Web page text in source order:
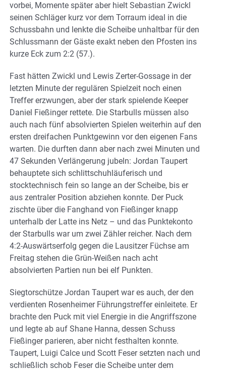
vorbei, Momente später aber hielt Sebastian Zwickl
seinen Schläger kurz vor dem Torraum ideal in die
Schussbahn und lenkte die Scheibe unhaltbar für den
Schlussmann der Gäste exakt neben den Pfosten ins
kurze Eck zum 2:2 (57.).
Fast hätten Zwickl und Lewis Zerter-Gossage in der
letzten Minute der regulären Spielzeit noch einen
Treffer erzwungen, aber der stark spielende Keeper
Daniel Fießinger rettete. Die Starbulls müssen also
auch nach fünf absolvierten Spielen weiterhin auf den
ersten dreifachen Punktgewinn vor den eigenen Fans
warten. Die durften dann aber nach zwei Minuten und
47 Sekunden Verlängerung jubeln: Jordan Taupert
behauptete sich schlittschuhläuferisch und
stocktechnisch fein so lange an der Scheibe, bis er
aus zentraler Position abziehen konnte. Der Puck
zischte über die Fanghand von Fießinger knapp
unterhalb der Latte ins Netz – und das Punktekonto
der Starbulls war um zwei Zähler reicher. Nach dem
4:2-Auswärtserfolg gegen die Lausitzer Füchse am
Freitag stehen die Grün-Weißen nach acht
absolvierten Partien nun bei elf Punkten.
Siegtorschütze Jordan Taupert war es auch, der den
verdienten Rosenheimer Führungstreffer einleitete. Er
brachte den Puck mit viel Energie in die Angriffszone
und legte ab auf Shane Hanna, dessen Schuss
Fießinger parieren, aber nicht festhalten konnte.
Taupert, Luigi Calce und Scott Feser setzten nach und
schließlich schob Feser die Scheibe unter dem